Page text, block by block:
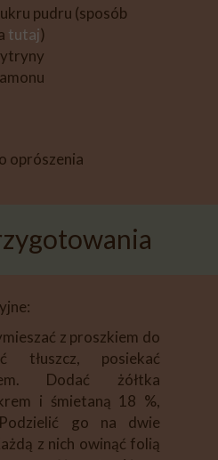
pudru (sposób
tutaj)
oprószenia
z proszkiem do
tłuszcz, posiekać
Dodać żółtka
i śmietaną 18 %,
go na dwie
z nich owinąć folią